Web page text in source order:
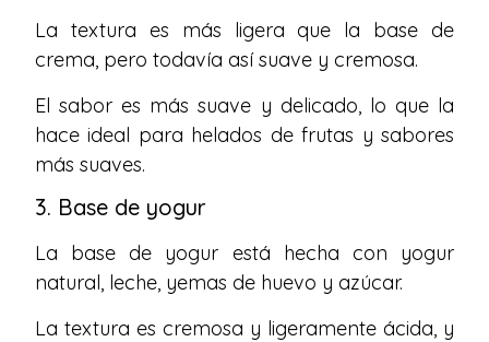
La textura es más ligera que la base de
crema, pero todavía así suave y cremosa.
El sabor es más suave y delicado, lo que la
hace ideal para helados de frutas y sabores
más suaves.
3. Base de yogur
La base de yogur está hecha con yogur
natural, leche, yemas de huevo y azúcar.
La textura es cremosa y ligeramente ácida, y